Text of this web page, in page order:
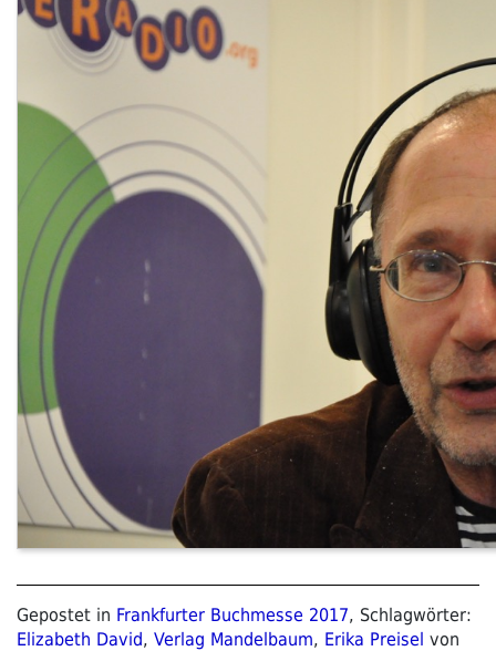
Gepostet in Frankfurter Buchmesse 2017, Schlagwörter:
Elizabeth David, Verlag Mandelbaum, Erika Preisel von